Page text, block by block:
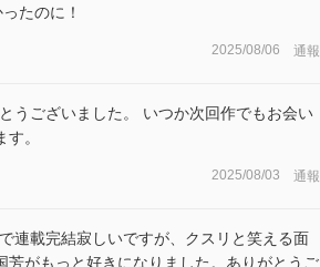
たのに！
2025/08/06 通報
うございました。 いつか次回作でもお会い
。
2025/08/03 通報
連載完結寂しいですが、クスリと笑える面
芳がもっと好きになりました。ありがとうご